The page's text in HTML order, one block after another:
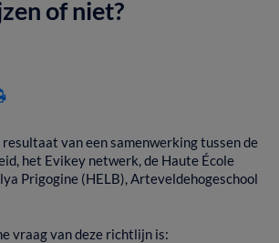
of niet?
van een samenwerking tussen de
het Evikey netwerk, de Haute École
Prigogine (HELB), Arteveldehogeschool
vraag van deze richtlijn is: